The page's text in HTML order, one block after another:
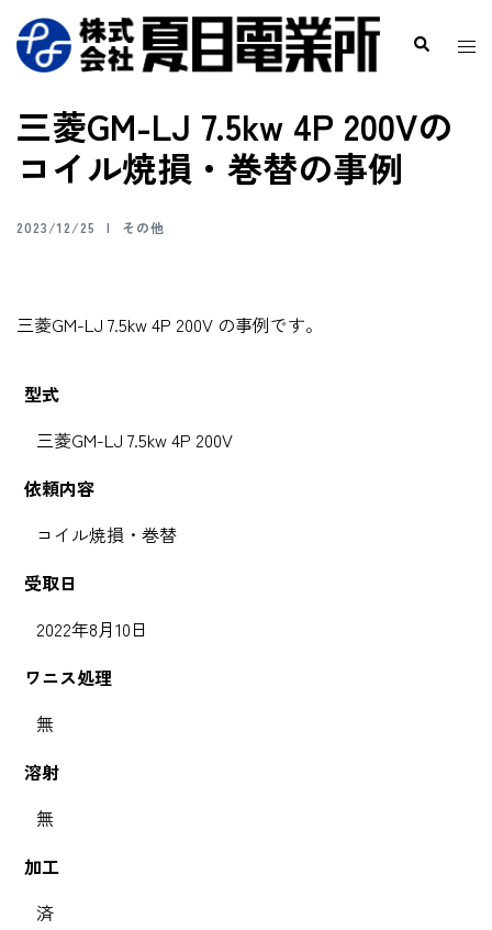
三菱GM-LJ 7.5kw 4P 200Vの
コイル焼損・巻替の事例
2023/12/25 その他
三菱GM-LJ 7.5kw 4P 200V の事例です。
型式
三菱GM-LJ 7.5kw 4P 200V
依頼内容
コイル焼損・巻替
受取日
2022年8月10日
ワニス処理
無
溶射
無
加工
済